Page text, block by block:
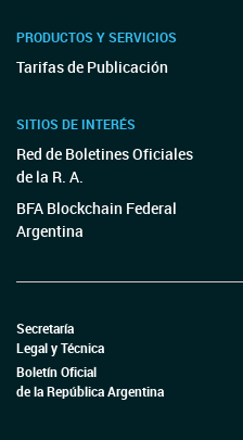
PRODUCTOS Y SERVICIOS
Tarifas de Publicación
SITIOS DE INTERÉS
Red de Boletines Oficiales
de la R. A.
BFA Blockchain Federal
Argentina
Secretaría
Legal y Técnica
Boletín Oficial
de la República Argentina